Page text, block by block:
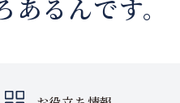
るんです。